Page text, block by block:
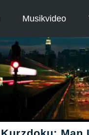
Musikvideo